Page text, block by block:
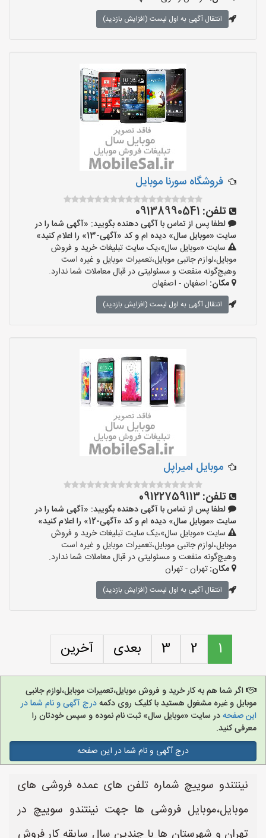
انتقال آگهی به اول لیست (افزایش بازدید)
فروشگاه سورنا موبایل
تلفن: 09138990541
لطفا پس از تماس با آگهی دهنده بگویید: «آگهی شما را در
سایت «موبایل سال» دیده ام و کد «آگهی-13» را اعلام کنید»
سایت «موبایل سال»،یک سایت تبلیغات خرید و فروش
موبایل،لوازم جانبی موبایل،تعمیرات موبایل و غیره است
وهیچ‌گونه منفعت و مسئولیتی در قبال معاملات شما ندارد.
مکان: اصفهان - اصفهان
انتقال آگهی به اول لیست (افزایش بازدید)
موبایل امیراپل
تلفن:09122759113
لطفا پس از تماس با آگهی دهنده بگویید: «آگهی شما را در
سایت «موبایل سال» دیده ام و کد «آگهی-12» را اعلام کنید»
سایت «موبایل سال»،یک سایت تبلیغات خرید و فروش
موبایل،لوازم جانبی موبایل،تعمیرات موبایل و غیره است
وهیچ‌گونه منفعت و مسئولیتی در قبال معاملات شما ندارد.
مکان:تهران - تهران
انتقال آگهی به اول لیست (افزایش بازدید)
1
2
3 بعدی آخرین
اگر شما هم به کار خرید و فروش موبایل،تعمیرات موبایل،لوازم جانبی
موبایل و غیره مشغول هستید با کلیک روی دکمهدرج آگهی و نام شما در
این صفحهدر سایت «موبایل سال» ثبت نام نموده و سپس خودتان را
معرفی کنید.
درج آگهی و نام شما در این صفحه
نینتندو سوییچ شماره تلفن های عمده فروشی های
موبایل،موبایل فروشی ها جهت نینتندو سوییچ در
تهران و شهرستان ها با چندین سال سابقه کار فروش